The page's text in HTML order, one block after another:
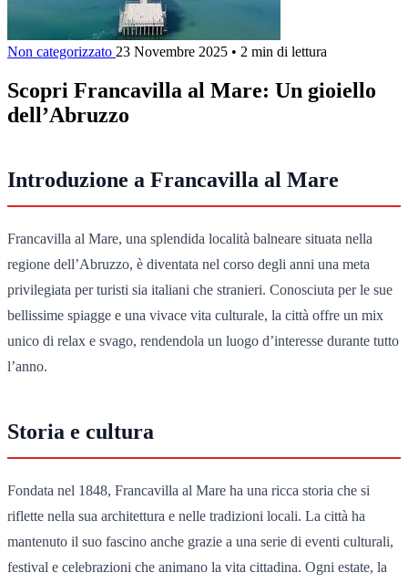
Non categorizzato 23 Novembre 2025 • 2 min di lettura
Scopri Francavilla al Mare: Un gioiello
dell’Abruzzo
Introduzione a Francavilla al Mare
Francavilla al Mare, una splendida località balneare situata nella
regione dell’Abruzzo, è diventata nel corso degli anni una meta
privilegiata per turisti sia italiani che stranieri. Conosciuta per le sue
bellissime spiagge e una vivace vita culturale, la città offre un mix
unico di relax e svago, rendendola un luogo d’interesse durante tutto
l’anno.
Storia e cultura
Fondata nel 1848, Francavilla al Mare ha una ricca storia che si
riflette nella sua architettura e nelle tradizioni locali. La città ha
mantenuto il suo fascino anche grazie a una serie di eventi culturali,
festival e celebrazioni che animano la vita cittadina. Ogni estate, la